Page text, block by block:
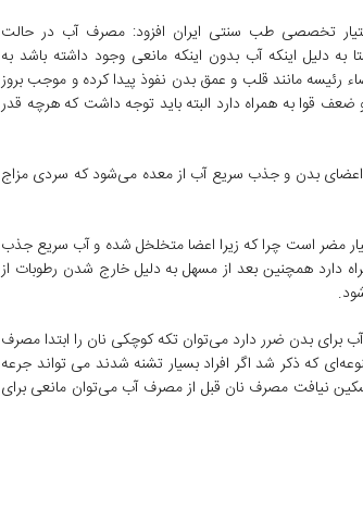
تخصصی طب سنتی ایران افزود: مصرف آب در حالت
به دلیل اینکه آب بدون اینکه مانعی وجود داشته باشد به
رئیسه مانند قلب و عمق بدن نفوذ پیدا کرده و موجب بروز
قوا به همراه دارد البته باید توجه داشت که هرچه قدر
اعضای بدن و جذب سریع آب از معده می‌شود که سردی مزاج
مضر است چرا که زیرا اعضا متخلخل شده و آب سریع جذب
همچنین بعد از مسهل به دلیل خارج شدن رطوبات از
برای بدن ضرر دارد می‌توان تکه کوچکی نان را ابتدا مصرف
که ذکر شد اگر افراد بسیار تشنه شدند می تواند جرعه
نیافت مصرف نان قبل از مصرف آب می‌توان مانعی برای